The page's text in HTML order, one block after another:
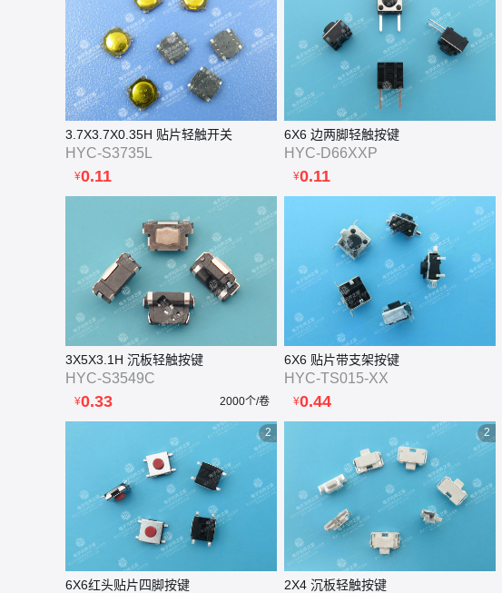
3.7X3.7X0.35H 贴片轻触开关
HYC-S3735L
¥0.11
6X6 边两脚轻触按键
HYC-D66XXP
¥0.11
3X5X3.1H 沉板轻触按键
HYC-S3549C
¥0.33 2000个/卷
6X6 贴片带支架按键
HYC-TS015-XX
¥0.44
2
6X6红头贴片四脚按键
2
2X4 沉板轻触按键